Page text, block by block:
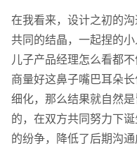
在我看来，设计之初的
共同的结晶，一起捏的
儿子产品经理怎么看都
商量好这鼻子嘴巴耳朵
细化，那么结果就自然
的，在双方共同努力下
的纷争，降低了后期沟